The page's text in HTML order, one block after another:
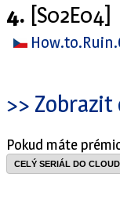
4. [S02E04]
>>
Pokud máte
CELÝ SERIÁL DO